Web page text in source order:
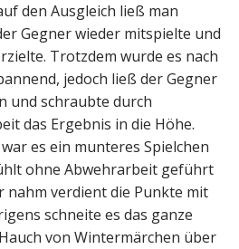
den Ausgleich ließ man
Gegner wieder mitspielte und
Trotzdem wurde es nach
jedoch ließ der Gegner
und schraubte durch
das Ergebnis in die Höhe.
es ein munteres Spielchen
ohne Abwehrarbeit geführt
nahm verdient die Punkte mit
schneite es das ganze
von Wintermärchen über